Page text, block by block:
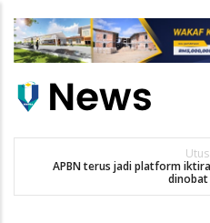
main
Main
APBN terus jadi platform